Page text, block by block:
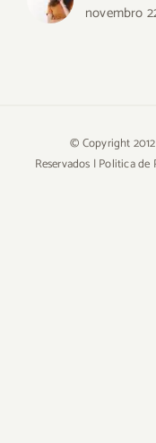
novembro
© Copyright
Reservados |Politica de